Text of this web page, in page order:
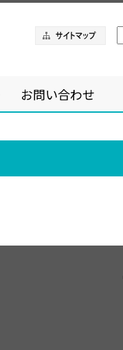
お問い合わせ